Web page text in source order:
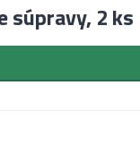
súpravy, 2 ks